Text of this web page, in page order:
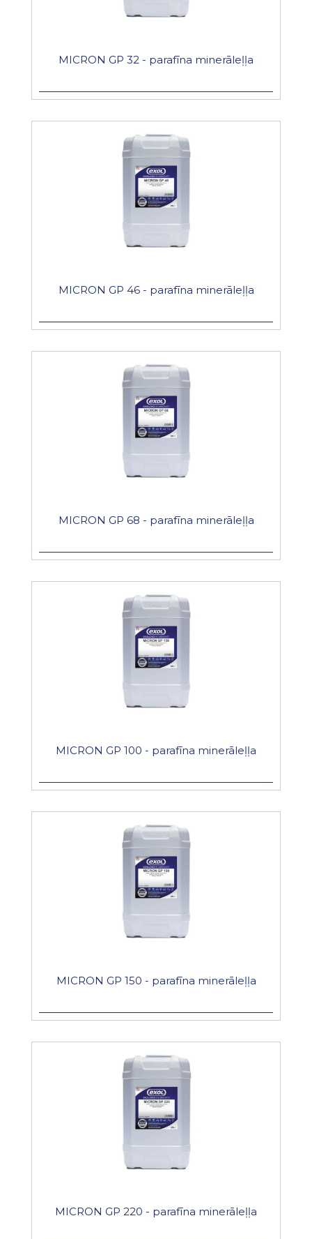
MICRON GP 32 - parafīna minerāleļļa
MICRON GP 46 - parafīna minerāleļļa
MICRON GP 68 - parafīna minerāleļļa
MICRON GP 100 - parafīna minerāleļļa
MICRON GP 150 - parafīna minerāleļļa
MICRON GP 220 - parafīna minerāleļļa